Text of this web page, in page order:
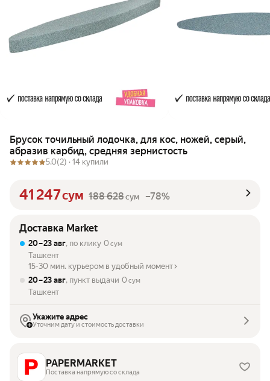
Брусок точильный лодочка, для кос, ножей, серый,
абразив карбид, средняя зернистость
5.0(2) · 14 купили
41 247сум 188 628сум –78%
Доставка Market
20 – 23 авг, по клику 0 сум
Ташкент
15-30 мин. курьером в удобный момент
20 – 23 авг, пункт выдачи 0 сум
Ташкент
Укажите адрес
Уточним дату и стоимость доставки
PAPERMARKET
Поставка напрямую со склада